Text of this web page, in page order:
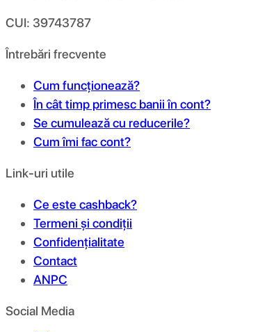
CUI: 39743787
Întrebări frecvente
Cum funcționează?
În cât timp primesc banii în cont?
Se cumulează cu reducerile?
Cum îmi fac cont?
Link-uri utile
Ce este cashback?
Termeni și condiții
Confidențialitate
Contact
ANPC
Social Media